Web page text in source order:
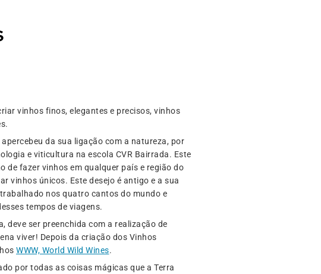
vinhos finos, elegantes e precisos, vinhos
apercebeu da sua ligação com a natureza, por
e viticultura na escola CVR Bairrada. Este
de fazer vinhos em qualquer país e região do
vinhos únicos. Este desejo é antigo e a sua
nos quatro cantos do mundo e
tempos de viagens.
deve ser preenchida com a realização de
viver! Depois da criação dos Vinhos
WWW, World Wild Wines.
por todas as coisas mágicas que a Terra